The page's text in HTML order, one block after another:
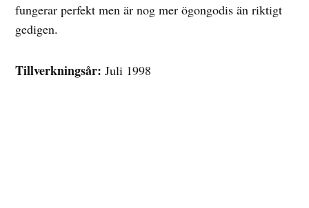
fungerar perfekt men är nog mer ögongodis än riktigt
gedigen.
Tillverkningsår: Juli 1998